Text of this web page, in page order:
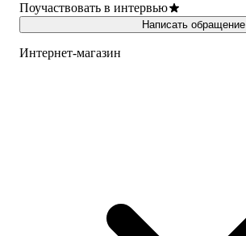
Поучаствовать в интервью
Написать обращение
Интернет-магазин